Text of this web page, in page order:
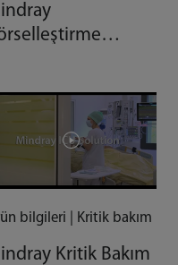
bilgileri | Kritik bakım
Kritik Bakım